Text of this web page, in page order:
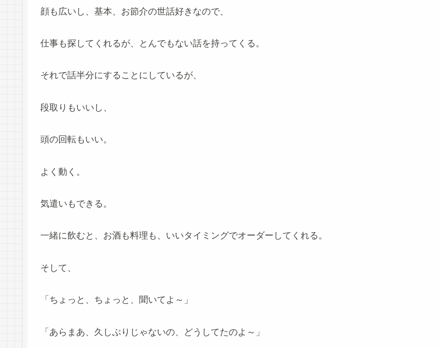
顔も広いし、基本、お節介の世話好きなので、
仕事も探してくれるが、とんでもない話を持ってくる。
それで話半分にすることにしているが、
段取りもいいし、
頭の回転もいい。
よく動く。
気遣いもできる。
一緒に飲むと、お酒も料理も、いいタイミングでオーダーしてくれる。
そして、
「ちょっと、ちょっと、聞いてよ～」
「あらまあ、久しぶりじゃないの、どうしてたのよ～」